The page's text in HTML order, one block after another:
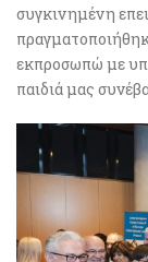
συγκινημένη
εκπροσωπώ με
παιδιά μας